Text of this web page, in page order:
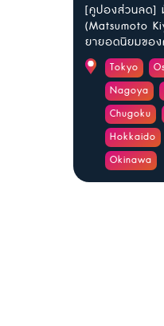
[คูปองส่วนลด]
(Matsumoto
ยายอดนิยมของ
Tokyo
Nagoya
Chugoku
Hokkaido
Okinawa